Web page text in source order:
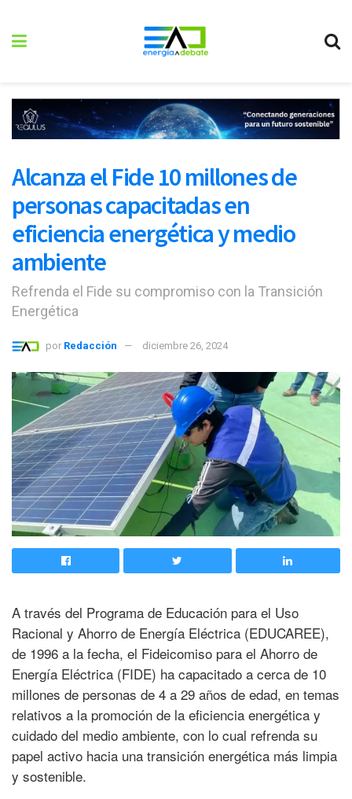
Alcanza el Fide 10 millones de
personas capacitadas en
eficiencia energética y medio
ambiente
Refrenda el Fide su compromiso con la Transición
Energética
por Redacción diciembre 26, 2024
A través del Programa de Educación para el Uso
Racional y Ahorro de Energía Eléctrica (EDUCAREE),
de 1996 a la fecha, el Fideicomiso para el Ahorro de
Energía Eléctrica (FIDE) ha capacitado a cerca de 10
millones de personas de 4 a 29 años de edad, en temas
relativos a la promoción de la eficiencia energética y
cuidado del medio ambiente, con lo cual refrenda su
papel activo hacia una transición energética más limpia
y sostenible.